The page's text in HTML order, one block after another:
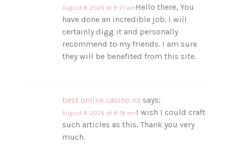
August 8, 2026 at 8:21 amHello there, You
have done an incredible job. I will
certainly digg it and personally
recommend to my friends. I am sure
they will be benefited from this site.
best online casino nz says:
August 8, 2026 at 8:18 amI wish I could craft
such articles as this. Thank you very
much.